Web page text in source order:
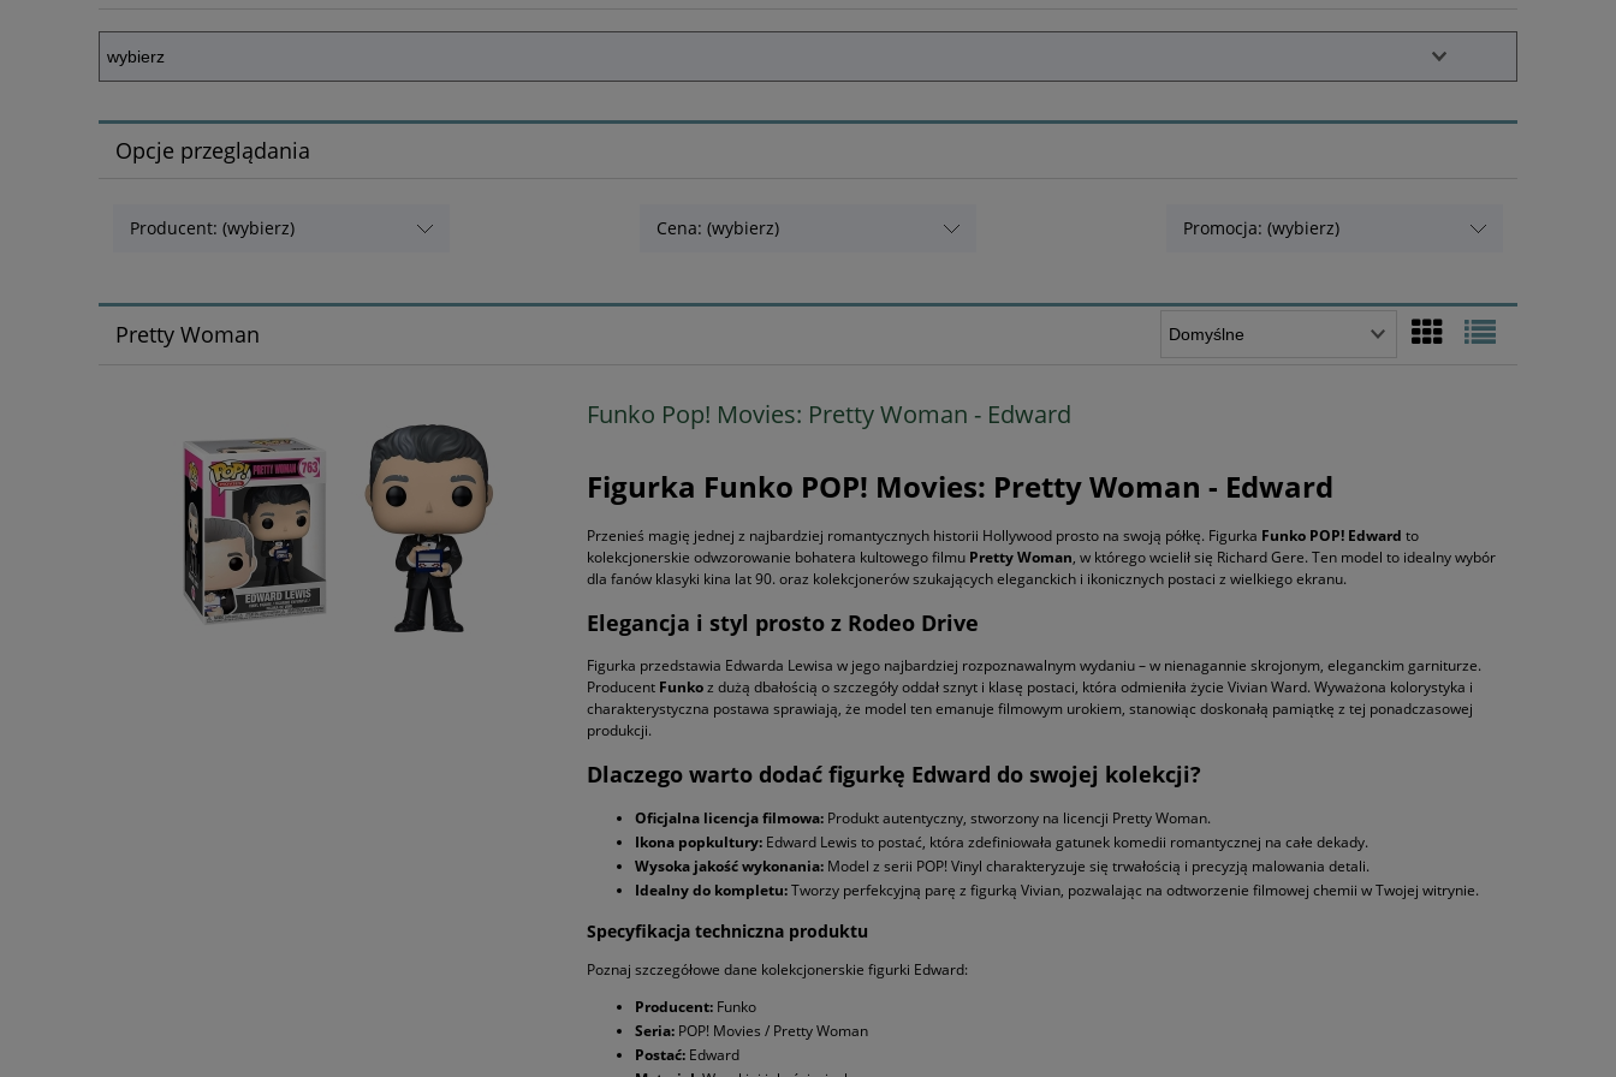
Opcje przeglądania
Producent: (wybierz) Cena: (wybierz) Promocja: (wybierz)
Pretty Woman
Funko Pop! Movies: Pretty Woman - Edward
Figurka Funko POP! Movies: Pretty Woman - Edward
Przenieś magię jednej z najbardziej romantycznych historii Hollywood prosto na swoją półkę. Figurka Funko POP! Edward to
kolekcjonerskie odwzorowanie bohatera kultowego filmu Pretty Woman, w którego wcielił się Richard Gere. Ten model to idealny wybór
dla fanów klasyki kina lat 90. oraz kolekcjonerów szukających eleganckich i ikonicznych postaci z wielkiego ekranu.
Elegancja i styl prosto z Rodeo Drive
Figurka przedstawia Edwarda Lewisa w jego najbardziej rozpoznawalnym wydaniu – w nienagannie skrojonym, eleganckim garniturze.
Producent Funkoz dużą dbałością o szczegóły oddał sznyt i klasę postaci, która odmieniła życie Vivian Ward. Wyważona kolorystyka i
charakterystyczna postawa sprawiają, że model ten emanuje filmowym urokiem, stanowiąc doskonałą pamiątkę z tej ponadczasowej
produkcji.
Dlaczego warto dodać figurkę Edward do swojej kolekcji?
Oficjalna licencja filmowa:Produkt autentyczny, stworzony na licencji Pretty Woman.
Ikona popkultury:Edward Lewis to postać, która zdefiniowała gatunek komedii romantycznej na całe dekady.
Wysoka jakość wykonania:Model z serii POP! Vinyl charakteryzuje się trwałością i precyzją malowania detali.
Idealny do kompletu:Tworzy perfekcyjną parę z figurką Vivian, pozwalając na odtworzenie filmowej chemii w Twojej witrynie.
Specyfikacja techniczna produktu
Poznaj szczegółowe dane kolekcjonerskie figurki Edward:
Producent:Funko
Seria:POP! Movies / Pretty Woman
Postać:Edward